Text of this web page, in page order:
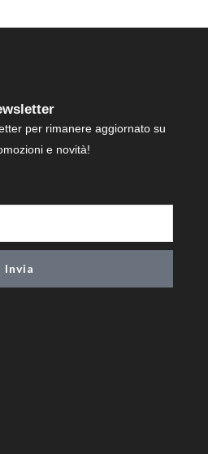
per rimanere aggiornato su
e novità!
Invia